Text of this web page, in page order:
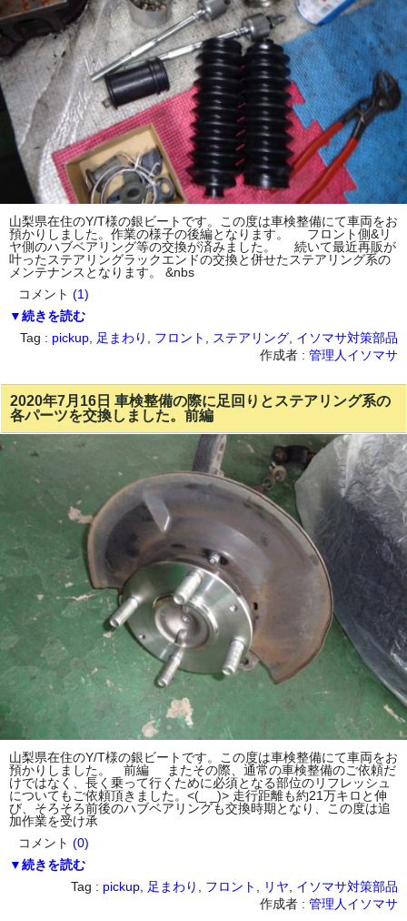
山梨県在住のY/T様の銀ビートです。この度は車検整備にて車両をお
預かりしました。作業の様子の後編となります。 フロント側&リ
ヤ側のハブベアリング等の交換が済みました。 続いて最近再販が
叶ったステアリングラックエンドの交換と併せたステアリング系の
メンテナンスとなります。 &nbs
コメント (1)
▼続きを読む
Tag : pickup 足まわり フロント ステアリング イソマサ対策部品
作成者 : 管理人イソマサ
2020年7月16日 車検整備の際に足回りとステアリング系の
各パーツを交換しました。前編
山梨県在住のY/T様の銀ビートです。この度は車検整備にて車両をお
預かりしました。 前編 またその際、通常の車検整備のご依頼だ
けではなく、長く乗って行くために必須となる部位のリフレッシュ
についてもご依頼頂きました。<(_ _)> 走行距離も約21万キロと伸
び、そろそろ前後のハブベアリングも交換時期となり、この度は追
加作業を受け承
コメント (0)
▼続きを読む
Tag : pickup 足まわり フロント リヤ
イソマサ対策部品
作成者 : 管理人イソマサ